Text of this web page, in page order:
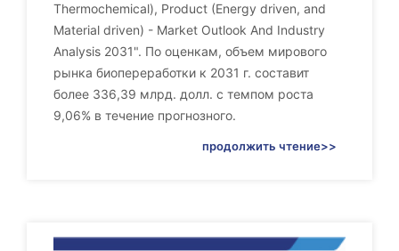
Thermochemical), Product (Energy driven, and
Material driven) - Market Outlook And Industry
Analysis 2031". По оценкам, объем мирового
рынка биопереработки к 2031 г. составит
более 336,39 млрд. долл. с темпом роста
9,06% в течение прогнозного.
продолжить чтение>>